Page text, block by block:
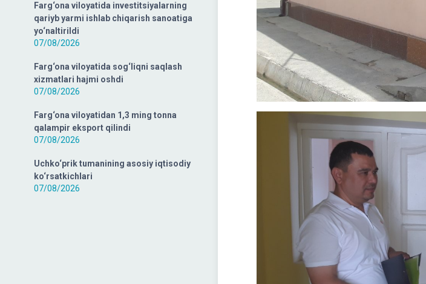
Farg‘ona viloyatida investitsiyalarning
qariyb yarmi ishlab chiqarish sanoatiga
yo‘naltirildi
07/08/2026
Farg‘ona viloyatida sog‘liqni saqlash
xizmatlari hajmi oshdi
07/08/2026
Farg‘ona viloyatidan 1,3 ming tonna
qalampir eksport qilindi
07/08/2026
Uchko‘prik tumanining asosiy iqtisodiy
ko‘rsatkichlari
07/08/2026